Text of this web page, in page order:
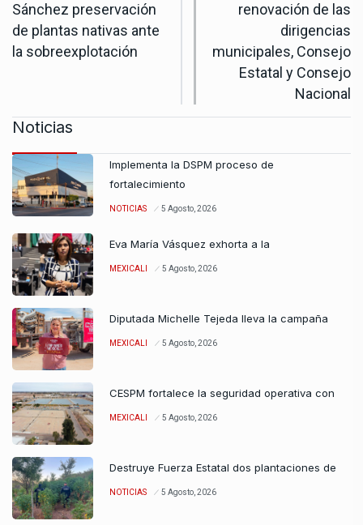
Sánchez preservación
de plantas nativas ante
la sobreexplotación
renovación de las
dirigencias
municipales, Consejo
Estatal y Consejo
Nacional
Noticias
Implementa la DSPM proceso de
fortalecimiento
NOTICIAS 5 Agosto, 2026
Eva María Vásquez exhorta a la
MEXICALI 5 Agosto, 2026
Diputada Michelle Tejeda lleva la campaña
MEXICALI 5 Agosto, 2026
CESPM fortalece la seguridad operativa con
MEXICALI 5 Agosto, 2026
Destruye Fuerza Estatal dos plantaciones de
NOTICIAS 5 Agosto, 2026